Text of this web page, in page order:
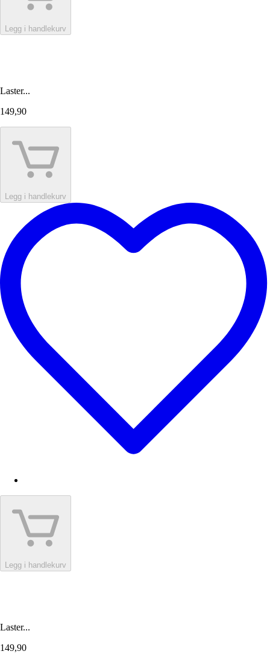
Legg i handlekurv
Laster...
149,90
Legg i handlekurv
Legg i handlekurv
Laster...
149,90